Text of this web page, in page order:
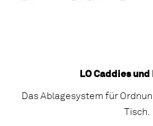
LO Caddies
Das Ablagesystem für
Tisch.